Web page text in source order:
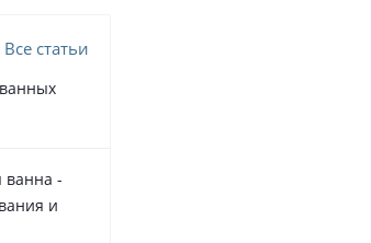
Все статьи
ванна -
и